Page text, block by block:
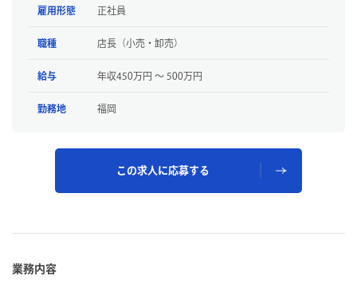
雇用形態 正社員
職種 店長（小売・卸売）
給与 年収450万円 〜 500万円
勤務地 福岡
この求人に応募する
業務内容